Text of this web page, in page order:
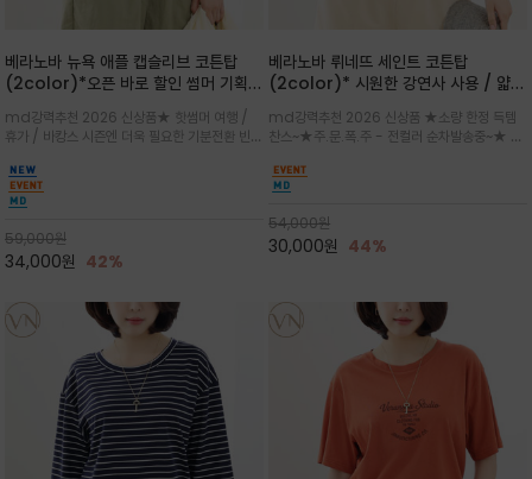
베라노바 뉴욕 애플 캡슬리브 코튼탑
(2color)*오픈 바로 할인 썸머 기획
★ 한정수량 제작 ★ 강연 코튼으로 빈
티지 프린트로 여름 하의와 모두 잘어울
리는 그래픽
md강력추천 2026 신상품★ 핫썸머 여행 /
휴가 / 바캉스 시즌엔 더욱 필요한 기분전환 빈티
부에 산뜻하게 닿는 프리미엄 /답답함 없는 라운
드 넥라인과 자연스럽게 어깨를 감싸는 캡슬리브
디자인이 팔 라인을 더욱 날씬
59,000원
34,000원 42%
베라노바 뤼네뜨 세인트 코튼탑
(2color)* 시원한 강연사 사용 / 얇고
피부에 잘 달라붙지 않아 통기성이 탁월
md강력추천 2026 신상품 ★소량 한정 득템
찬스~★주.문.폭.주 - 전컬러 순차발송중~★ 감
라인과 여유 있는 스탠다드 핏으로 부담 없이 착
용/과하지 않은 프린트 디테일이 룩에 세련된 위
트를 더해 데일리 룩에 포인트
54,000원
30,000원 44%